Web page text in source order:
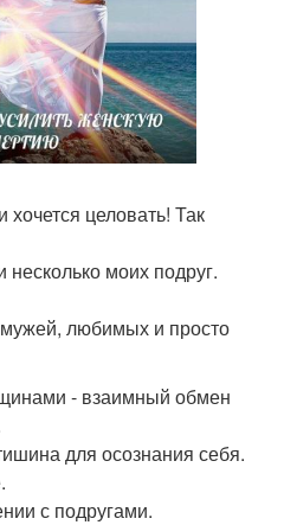
целовать! Так
моих подруг.
любимых и просто
- взаимный обмен
для осознания себя.
с подругами.